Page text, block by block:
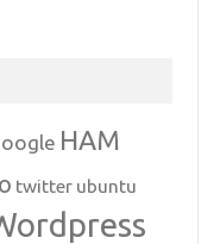
HAM
twitter ubuntu